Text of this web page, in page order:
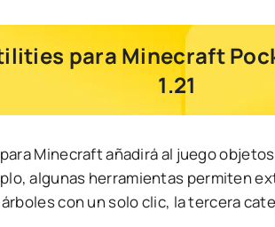
para Minecraft
1.21
Minecraft añadirá al juego
algunas herramientas permiten
con un solo clic, la tercera